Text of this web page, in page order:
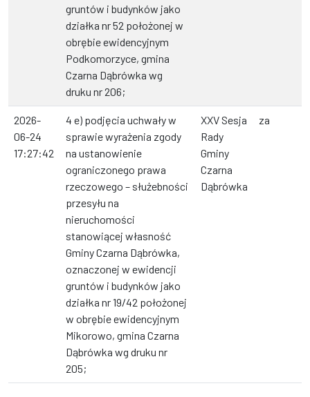
gruntów i budynków jako
działka nr 52 położonej w
obrębie ewidencyjnym
Podkomorzyce, gmina
Czarna Dąbrówka wg
druku nr 206;
2026-
06-24
17:27:42
4 e) podjęcia uchwały w
sprawie wyrażenia zgody
na ustanowienie
ograniczonego prawa
rzeczowego – służebności
przesyłu na
nieruchomości
stanowiącej własność
Gminy Czarna Dąbrówka,
oznaczonej w ewidencji
gruntów i budynków jako
działka nr 19/42 położonej
w obrębie ewidencyjnym
Mikorowo, gmina Czarna
Dąbrówka wg druku nr
205;
XXV Sesja
Rady
Gminy
Czarna
Dąbrówka
za